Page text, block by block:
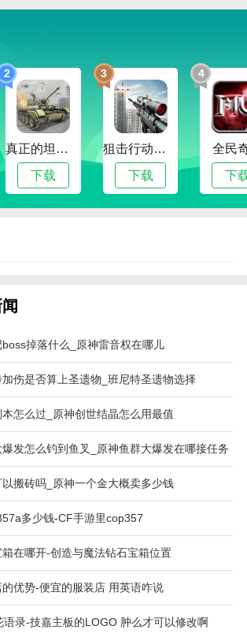
险益智游戏，玩家将体验现实与幻想之
融入了古典音乐，让玩家更好地沉浸
要故事情节等待玩家体验。
云异梦：睹玉手机游戏。欢迎记网
你下载安卓手机app的最佳网站！
2
真正的坦克大战
下载
3
狙击行动代号猎鹰
下载
4
全民
下
掉落什么_原神雷音权在哪儿
伤是否算上圣遗物_班尼特圣遗物选择
本怎么过_原神创世结晶怎么用最值
爆发怎么钓到鱼叉_原神鱼群大爆发在哪接任务
以搬砖吗_原神一个金大概卖多少钱
多少钱-CF手游里cop357
在哪开-创造与魔法钻石宝箱位置
优势-便宜的服装店 用英语咋说
语录-技嘉主板的LOGO 肿么才可以修改啊